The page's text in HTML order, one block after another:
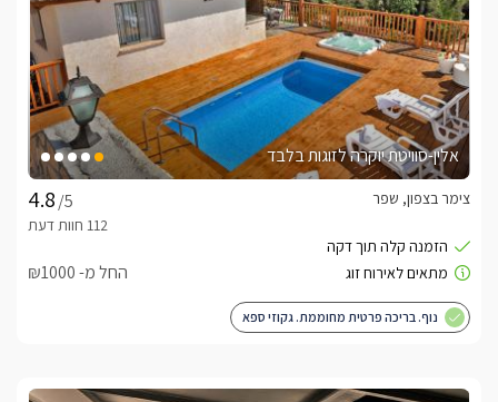
אלין-סוויטת יוקרה לזוגות בלבד
/5
צימר בצפון, שפר
החל מ- ₪1000
נוף. בריכה פרטית מחוממת. גקוזי ספא